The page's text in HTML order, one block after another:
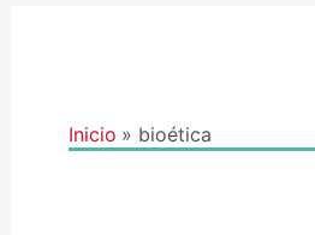
Inicio bioética